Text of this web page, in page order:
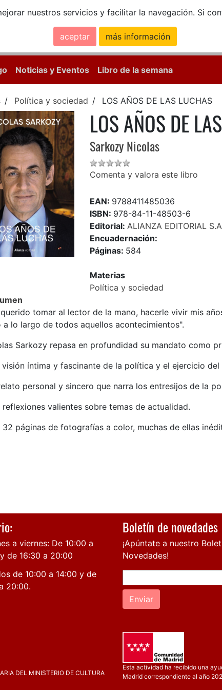
nuestros servicios y facilitar la navegación. Si
aceptar más información
Noticias y Eventos Libro de la semana
Política y sociedad LOS AÑOS DE LAS LUCHAS
LOS AÑOS DE
Sarkozy Nicolas
Comenta y valora este libro
EAN: 9788411485036
ISBN: 978-84-11-48503-6
Editorial:ALIANZA EDITORIAL
Encuadernación:
Páginas: 584
Materias
Política y sociedad
tomar al lector de la mano, hacerle vivir mis
a lo largo de todos aquellos acontecimientos".
Sarkozy repasa en profundidad su mandato como
visión íntima y fascinante de la política y el ejercicio del
personal y sincero que narra los entresijos de la
reflexiones valientes sobre temas de actualidad.
32 páginas de fotografías a color, muchas de ellas
a viernes: De 10:00 a
de 16:30 a 20:00
de 10:00 a 14:00 y de
20:00.
Boletín de novedades
¡Apúntate a nuestro
Novedades!
Enviar
DEL MINISTERIO DE CULTURA
Esta actividad ha recibido una
Madrid correspondiente al año